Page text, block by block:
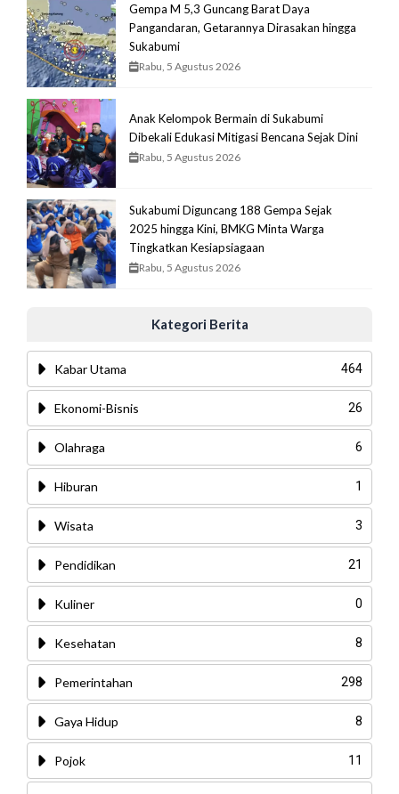
Gempa M 5,3 Guncang Barat Daya
Pangandaran, Getarannya Dirasakan hingga
Sukabumi
Rabu, 5 Agustus 2026
Anak Kelompok Bermain di Sukabumi
Dibekali Edukasi Mitigasi Bencana Sejak Dini
Rabu, 5 Agustus 2026
Sukabumi Diguncang 188 Gempa Sejak
2025 hingga Kini, BMKG Minta Warga
Tingkatkan Kesiapsiagaan
Rabu, 5 Agustus 2026
Kategori Berita
Kabar Utama 464
Ekonomi-Bisnis 26
Olahraga 6
Hiburan 1
Wisata 3
Pendidikan 21
Kuliner 0
Kesehatan 8
Pemerintahan 298
Gaya Hidup 8
Pojok 11